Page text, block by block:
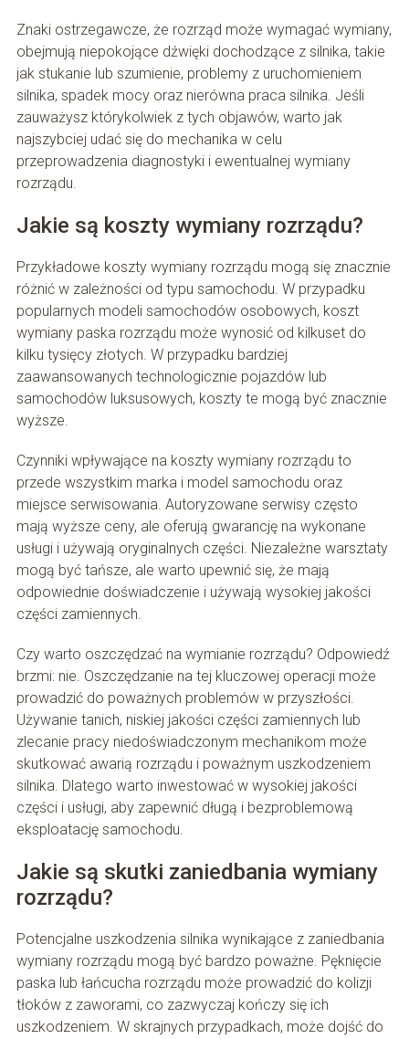
Znaki ostrzegawcze, że rozrząd może wymagać wymiany,
obejmują niepokojące dźwięki dochodzące z silnika, takie
jak stukanie lub szumienie, problemy z uruchomieniem
silnika, spadek mocy oraz nierówna praca silnika. Jeśli
zauważysz którykolwiek z tych objawów, warto jak
najszybciej udać się do mechanika w celu
przeprowadzenia diagnostyki i ewentualnej wymiany
rozrządu.
Jakie są koszty wymiany rozrządu?
Przykładowe koszty wymiany rozrządu mogą się znacznie
różnić w zależności od typu samochodu. W przypadku
popularnych modeli samochodów osobowych, koszt
wymiany paska rozrządu może wynosić od kilkuset do
kilku tysięcy złotych. W przypadku bardziej
zaawansowanych technologicznie pojazdów lub
samochodów luksusowych, koszty te mogą być znacznie
wyższe.
Czynniki wpływające na koszty wymiany rozrządu to
przede wszystkim marka i model samochodu oraz
miejsce serwisowania. Autoryzowane serwisy często
mają wyższe ceny, ale oferują gwarancję na wykonane
usługi i używają oryginalnych części. Niezależne warsztaty
mogą być tańsze, ale warto upewnić się, że mają
odpowiednie doświadczenie i używają wysokiej jakości
części zamiennych.
Czy warto oszczędzać na wymianie rozrządu? Odpowiedź
brzmi: nie. Oszczędzanie na tej kluczowej operacji może
prowadzić do poważnych problemów w przyszłości.
Używanie tanich, niskiej jakości części zamiennych lub
zlecanie pracy niedoświadczonym mechanikom może
skutkować awarią rozrządu i poważnym uszkodzeniem
silnika. Dlatego warto inwestować w wysokiej jakości
części i usługi, aby zapewnić długą i bezproblemową
eksploatację samochodu.
Jakie są skutki zaniedbania wymiany
rozrządu?
Potencjalne uszkodzenia silnika wynikające z zaniedbania
wymiany rozrządu mogą być bardzo poważne. Pęknięcie
paska lub łańcucha rozrządu może prowadzić do kolizji
tłoków z zaworami, co zazwyczaj kończy się ich
uszkodzeniem. W skrajnych przypadkach, może dojść do